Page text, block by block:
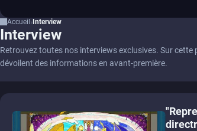
Accueil Interview
Interview
Retrouvez toutes nos interviews exclusives. Sur
dévoilent des informations en avant-première.